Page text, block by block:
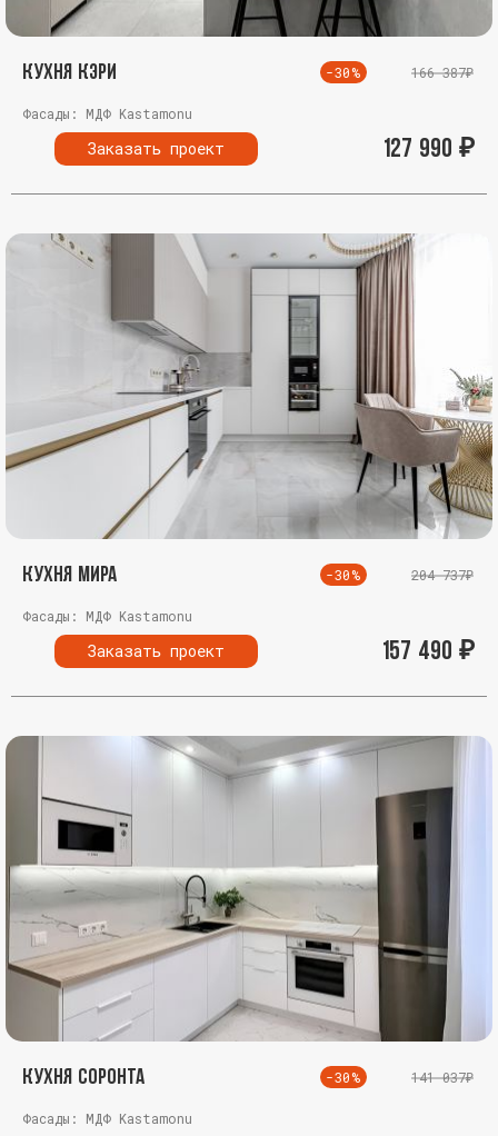
Кухня Кэри -30% 166 387₽
Фасады: МДФ Kastamonu
Заказать проект 127 990 ₽
Кухня Мира -30% 204 737₽
Фасады: МДФ Kastamonu
Заказать проект 157 490 ₽
Кухня Соронта -30% 141 037₽
Фасады: МДФ Kastamonu